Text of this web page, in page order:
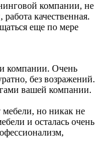
компании, не
качественная.
еще по мере
компании. Очень
без возражений.
вашей компании.
мебели, но никак не
и осталась очень